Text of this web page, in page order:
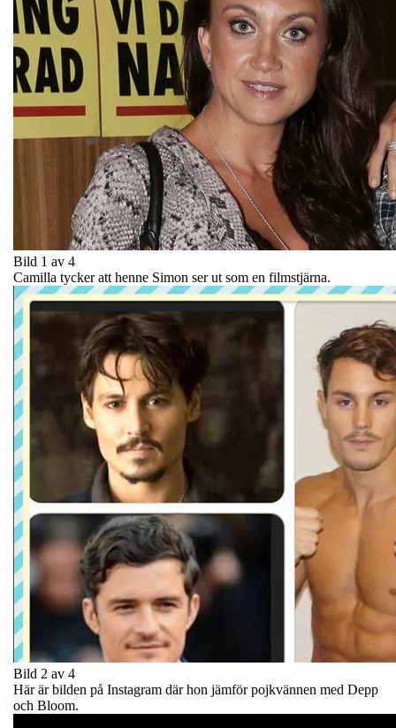
Bild 1 av 4
Camilla tycker att henne Simon ser ut som en filmstjärna.
Bild 2 av 4
Här är bilden på Instagram där hon jämför pojkvännen med Depp
och Bloom.